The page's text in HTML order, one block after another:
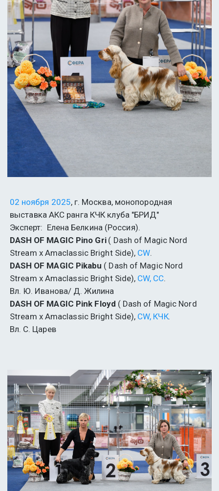
02 ноября 2025, г. Москва, монопородная
выставка АКС ранга КЧК клуба "БРИД"
Эксперт:  Елена Белкина (Россия).
DASH OF MAGIC Pino Gri ( Dash of Magic Nord
Stream x Amaclassic Bright Side), CW.
DASH OF MAGIC Pikabu ( Dash of Magic Nord
Stream x Amaclassic Bright Side), CW, СС.
Вл. Ю. Иванова/ Д. Жилина
DASH OF MAGIC Pink Floyd ( Dash of Magic Nord
Stream x Amaclassic Bright Side), CW, КЧК.
Вл. С. Царев